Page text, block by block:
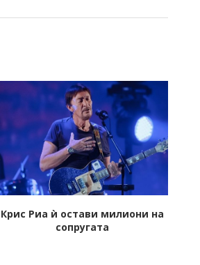
„Прекрасна си кралице“: Нина
Бадриќ го покажа телото...